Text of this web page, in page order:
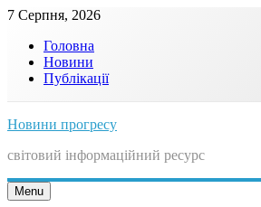
Skip
content
7 Серпня, 2026
Головна
Новини
Публікації
Новини прогресу
світовий інформаційний ресурс
Menu